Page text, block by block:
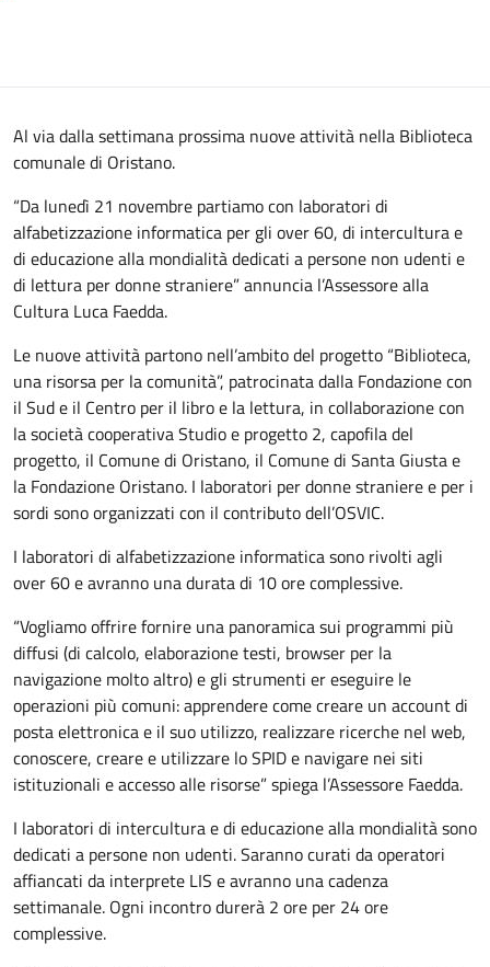
Al via dalla settimana prossima nuove attività nella Biblioteca
comunale di Oristano.
“Da lunedì 21 novembre partiamo con laboratori di
alfabetizzazione informatica per gli over 60, di intercultura e
di educazione alla mondialità dedicati a persone non udenti e
di lettura per donne straniere” annuncia l’Assessore alla
Cultura Luca Faedda.
Le nuove attività partono nell’ambito del progetto “Biblioteca,
una risorsa per la comunità”, patrocinata dalla Fondazione con
il Sud e il Centro per il libro e la lettura, in collaborazione con
la società cooperativa Studio e progetto 2, capofila del
progetto, il Comune di Oristano, il Comune di Santa Giusta e
la Fondazione Oristano. I laboratori per donne straniere e per i
sordi sono organizzati con il contributo dell’OSVIC.
I laboratori di alfabetizzazione informatica sono rivolti agli
over 60 e avranno una durata di 10 ore complessive.
“Vogliamo offrire fornire una panoramica sui programmi più
diffusi (di calcolo, elaborazione testi, browser per la
navigazione molto altro) e gli strumenti er eseguire le
operazioni più comuni: apprendere come creare un account di
posta elettronica e il suo utilizzo, realizzare ricerche nel web,
conoscere, creare e utilizzare lo SPID e navigare nei siti
istituzionali e accesso alle risorse” spiega l’Assessore Faedda.
I laboratori di intercultura e di educazione alla mondialità sono
dedicati a persone non udenti. Saranno curati da operatori
affiancati da interprete LIS e avranno una cadenza
settimanale. Ogni incontro durerà 2 ore per 24 ore
complessive.